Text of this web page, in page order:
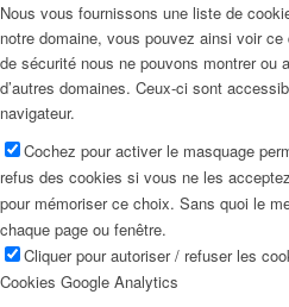
Nous vous fournissons une liste de
notre domaine, vous pouvez ainsi voir
de sécurité nous ne pouvons montrer ou
d’autres domaines. Ceux-ci sont
navigateur.
Cochez pour activer le masquage
refus des cookies si vous ne les
pour mémoriser ce choix. Sans quoi le
chaque page ou fenêtre.
Cliquer pour autoriser / refuser les
Cookies Google Analytics